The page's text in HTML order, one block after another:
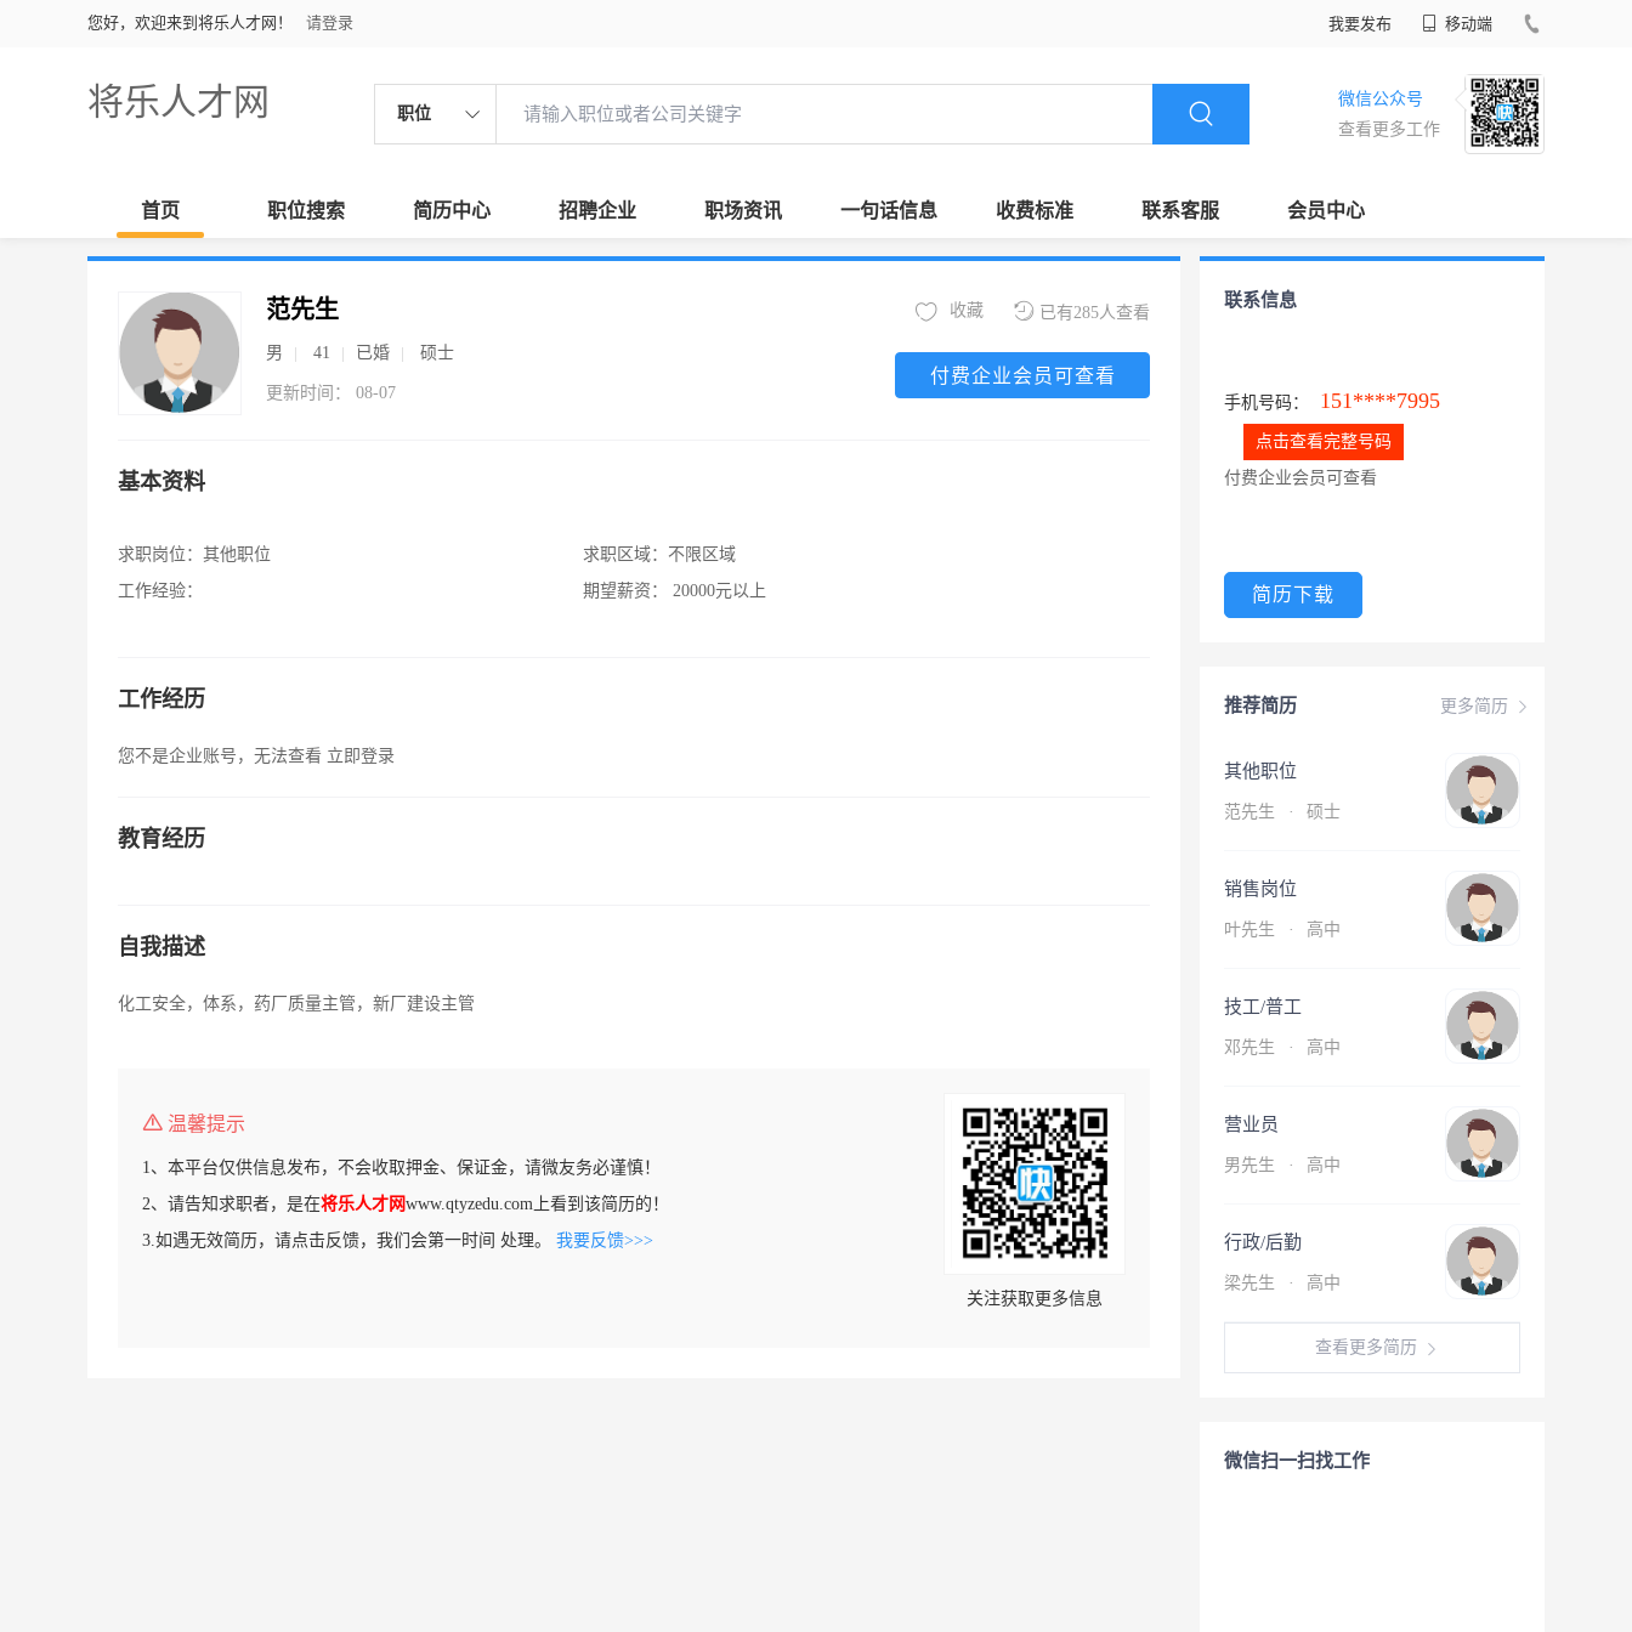
您好，欢迎来到将乐人才网！ 请登录 我要发布 移动端
将乐人才网 职位
微信公众号
查看更多工作
首页 职位搜索 简历中心 招聘企业 职场资讯 一句话信息 收费标准 联系客服 会员中心
范先生
男 41 已婚 硕士
更新时间： 08-07
已有285人查看
收藏
付费企业会员可查看
基本资料
求职岗位： 其他职位
工作经验：
求职区域： 不限区域
期望薪资：
20000元以上
工作经历
您不是企业账号，无法查看 立即登录
教育经历
自我描述
化工安全，体系，药厂质量主管，新厂建设主管
温馨提示
1、本平台仅供信息发布，不会收取押金、保证金，请微友务必谨慎！
2、请告知求职者，是在将乐人才网www.qtyzedu.com上看到该简历的！
3.如遇无效简历，请点击反馈，我们会第一时间 处理。 我要反馈>>>
关注获取更多信息
联系信息
手机号码： 151****7995
点击查看完整号码
付费企业会员可查看
简历下载
更多简历
推荐简历
其他职位
范先生 · 硕士
销售岗位
叶先生 · 高中
技工/普工
邓先生 · 高中
营业员
男先生 · 高中
行政/后勤
梁先生 · 高中
查看更多简历
微信扫一扫找工作